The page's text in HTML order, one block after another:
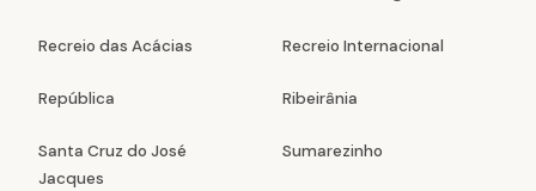
Recreio das Acácias Recreio Internacional
República Ribeirânia
Santa Cruz do José
Jacques
Sumarezinho